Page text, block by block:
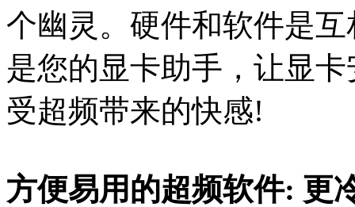
个幽灵。硬件和软件是
是您的显卡助手，让显
受超频带来的快感!
方便易用的超频软件: 更